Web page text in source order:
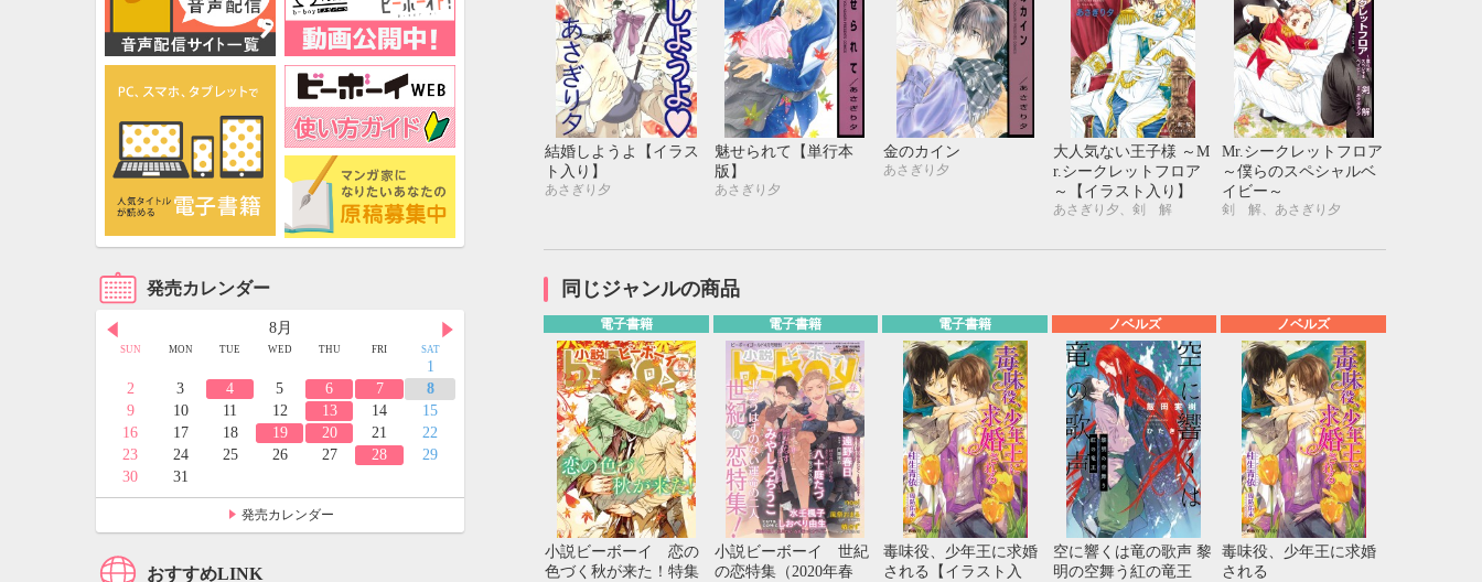
結婚しようよ【イラス
ト入り】
あさぎり夕
魅せられて【単行本
版】
あさぎり夕
金のカイン
あさぎり夕
大人気ない王子様 ～M
r.シークレットフロア
～【イラスト入り】
あさぎり夕、剣 解
Mr.シークレットフロア
～僕らのスペシャルベ
イビー～
剣 解、あさぎり夕
同じジャンルの商品
電子書籍
小説ビーボーイ 恋の
色づく秋が来た！特集
電子書籍
小説ビーボーイ 世紀
の恋特集（2020年春
電子書籍
毒味役、少年王に求婚
される【イラスト入
ノベルズ
空に響くは竜の歌声 黎
明の空舞う紅の竜王
ノベルズ
毒味役、少年王に求婚
される
発売カレンダー
8月
SUN MON TUE WED THU FRI SAT
1
2
3 4 5 6 7
8
9
10 11 12 13 14
15
16
17 18 19 20 21
22
23
24 25 26 27 28
29
30
31
9月
MON TUE WED THU FRI SAT
1 2 3 4
5
8 9 10 11
12
15 16 17 18
19
22 23 24 25
26
29 30
SUN MON TUE WED THU FRI SAT
1 2
3
4
5 6 7 8 9
10
11
12 13 14 15 16
17
18
19 20 21 22 23
24
25
26 27 28 29 30 31
発売カレンダー
おすすめLINK